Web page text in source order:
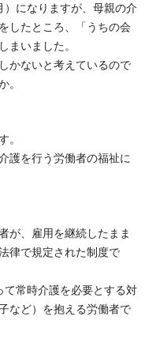
）になりますが、母親の介
したところ、「うちの会
まいました。
かないと考えているので
。
。
護を行う労働者の福祉に
が、雇用を継続したまま
律で規定された制度で
常時介護を必要とする対
など）を抱える労働者で